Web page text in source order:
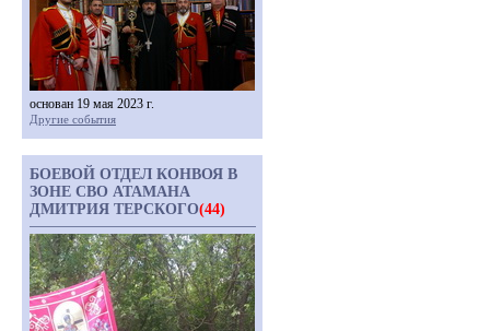
основан 19 мая 2023 г.
Другие события
БОЕВОЙ ОТДЕЛ КОНВОЯ В
ЗОНЕ СВО АТАМАНА
ДМИТРИЯ ТЕРСКОГО(44)